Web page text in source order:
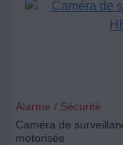
Alarme / Sécurité
Caméra de
motorisée